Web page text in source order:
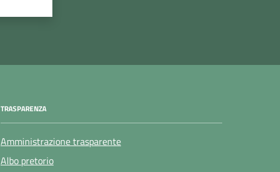
TRASPARENZA
Amministrazione trasparente
Albo pretorio